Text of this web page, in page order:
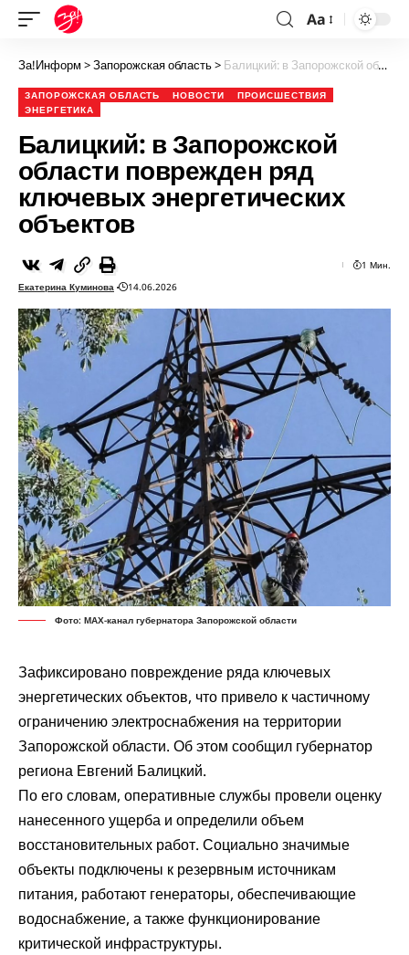
Aa
За!Информ >Запорожская область> Балицкий: в Запорожской области поврежден ряд ключевых энергетических объектов
ЗАПОРОЖСКАЯ ОБЛАСТЬ НОВОСТИ
ПРОИСШЕСТВИЯ
ЭНЕРГЕТИКА
Балицкий: в Запорожской
области поврежден ряд
ключевых энергетических
объектов
Екатерина Куминова 14.06.2026
1 Мин.
Фото: МАХ-канал губернатора Запорожской области
Зафиксировано повреждение ряда ключевых
энергетических объектов, что привело к частичному
ограничению электроснабжения на территории
Запорожской области. Об этом сообщил губернатор
региона Евгений Балицкий.
По его словам, оперативные службы провели оценку
нанесенного ущерба и определили объем
восстановительных работ. Социально значимые
объекты подключены к резервным источникам
питания, работают генераторы, обеспечивающие
водоснабжение, а также функционирование
критической инфраструктуры.